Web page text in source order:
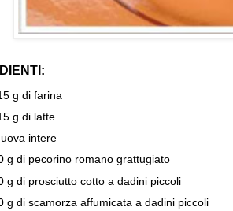
g di farina
g di latte
intere
g di pecorino romano grattugiato
g di prosciutto cotto a dadini piccoli
g di scamorza affumicata a dadini piccoli